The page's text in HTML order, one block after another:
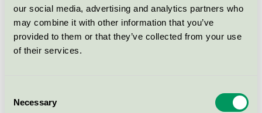
our social media, advertising and analytics partners who
may combine it with other information that you’ve
provided to them or that they’ve collected from your use
of their services.
Selection
Necessary
Hindåsgården Konferens & Spa,
Hotell
Svanen / Hindåsgården Konferens & Spa / Hotell
Restaurang